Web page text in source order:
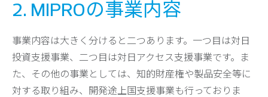
2. MIPROの事業内容
事業内容は大きく分けると二つあります。一つ目は対日
投資支援事業、二つ目は対日アクセス支援事業です。ま
た、その他の事業としては、知的財産権や製品安全等に
対する取り組み、開発途上国支援事業も行っておりま